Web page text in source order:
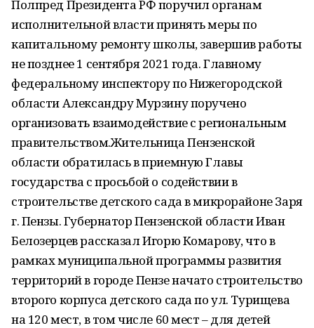
Полпред Президента РФ поручил органам
исполнительной власти принять меры по
капитальному ремонту школы, завершив работы
не позднее 1 сентября 2021 года. Главному
федеральному инспектору по Нижегородской
области Александру Мурзину поручено
организовать взаимодействие с региональным
правительством.Жительница Пензенской
области обратилась в приемную Главы
государства с просьбой о содействии в
строительстве детского сада в микрорайоне Заря
г. Пензы. Губернатор Пензенской области Иван
Белозерцев рассказал Игорю Комарову, что в
рамках муниципальной программы развития
территорий в городе Пензе начато строительство
второго корпуса детского сада по ул. Турищева
на 120 мест, в том числе 60 мест – для детей